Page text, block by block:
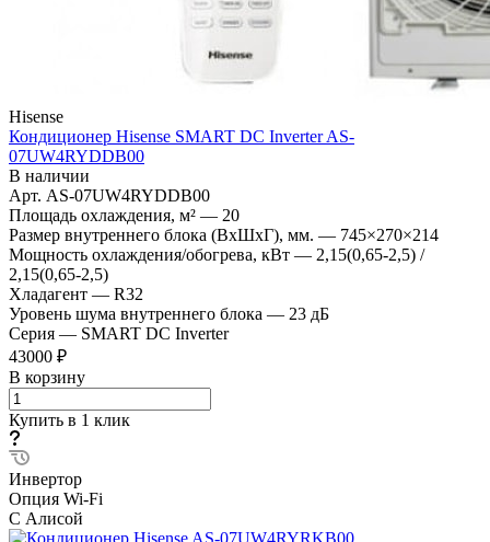
Hisense
Кондиционер Hisense SMART DC Inverter AS-
07UW4RYDDB00
В наличии
Арт. AS-07UW4RYDDB00
Площадь охлаждения, м² — 20
Размер внутреннего блока (ВхШхГ), мм. — 745×270×214
Мощность охлаждения/обогрева, кВт — 2,15(0,65-2,5) /
2,15(0,65-2,5)
Хладагент — R32
Уровень шума внутреннего блока — 23 дБ
Серия — SMART DC Inverter
43000 ₽
В корзину
Купить в 1 клик
Инвертор
Опция Wi-Fi
С Алисой